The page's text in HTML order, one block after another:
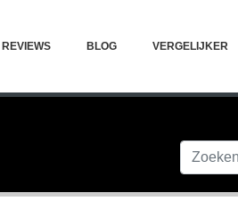
REVIEWS BLOG VERGELIJKER